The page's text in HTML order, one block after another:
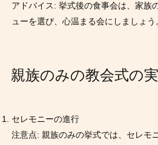
アドバイス: 挙式後の食事会は、家族
ューを選び、心温まる会にしましょう
親族のみの教会式の
セレモニーの進行
注意点: 親族のみの挙式では、セレモ